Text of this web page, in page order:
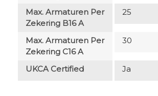
Max. Armaturen Per
Zekering B16 A
25
Max. Armaturen Per
Zekering C16 A
30
UKCA Certified Ja